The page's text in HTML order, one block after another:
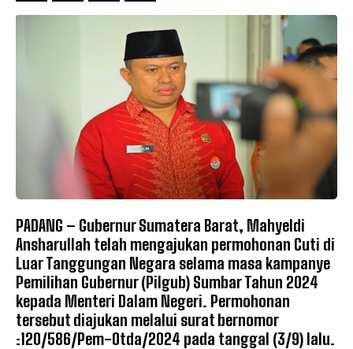
PADANG – Gubernur Sumatera Barat, Mahyeldi
Ansharullah telah mengajukan permohonan Cuti di
Luar Tanggungan Negara selama masa kampanye
Pemilihan Gubernur (Pilgub) Sumbar Tahun 2024
kepada Menteri Dalam Negeri. Permohonan
tersebut diajukan melalui surat bernomor
:120/586/Pem-Otda/2024 pada tanggal (3/9) lalu.